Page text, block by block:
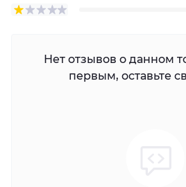
Нет отзывов о данном
первым, оставьте